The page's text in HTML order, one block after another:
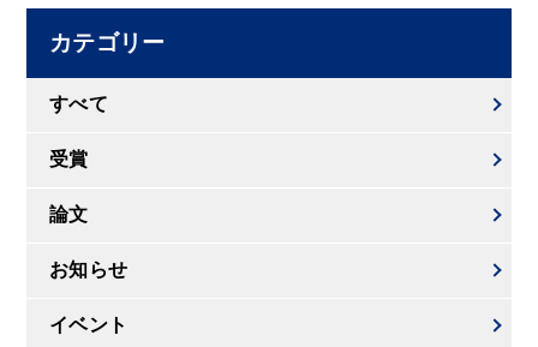
カテゴリー
すべて
受賞
論文
お知らせ
イベント